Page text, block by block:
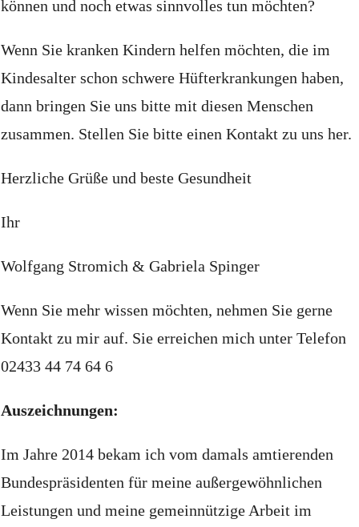
können und noch etwas sinnvolles tun möchten?
Wenn Sie kranken Kindern helfen möchten, die im
Kindesalter schon schwere Hüfterkrankungen haben,
dann bringen Sie uns bitte mit diesen Menschen
zusammen. Stellen Sie bitte einen Kontakt zu uns her.
Herzliche Grüße und beste Gesundheit
Ihr
Wolfgang Stromich & Gabriela Spinger
Wenn Sie mehr wissen möchten, nehmen Sie gerne
Kontakt zu mir auf. Sie erreichen mich unter Telefon
02433 44 74 64 6
Auszeichnungen:
Im Jahre 2014 bekam ich vom damals amtierenden
Bundespräsidenten für meine außergewöhnlichen
Leistungen und meine gemeinnützige Arbeit im